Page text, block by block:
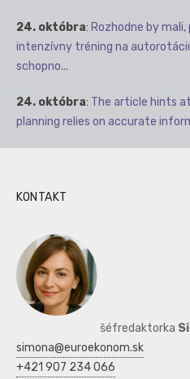
24. októbra: Rozhodne by
intenzívny tréning na
schopno...
24. októbra: The article hints
planning relies on accurate
KONTAKT
šéfredaktorka
simona@euroekonom.sk
+421 907 234 066